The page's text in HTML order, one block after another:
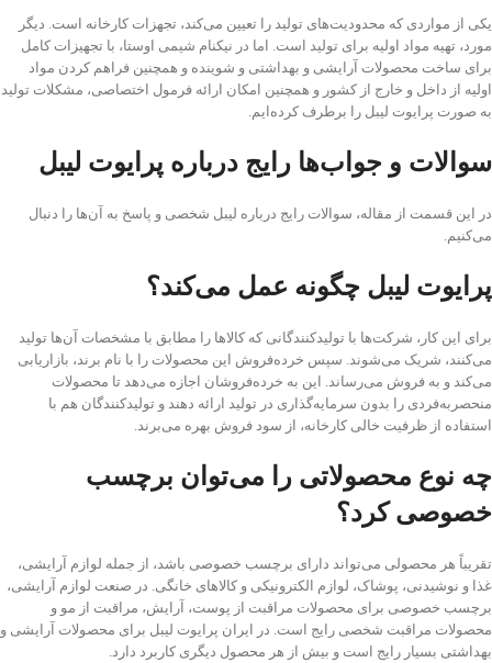
یکی از مواردی که محدودیت‌های تولید را تعیین می‌کند، تجهزات کارخانه است. دیگر
مورد، تهیه مواد اولیه برای تولید است. اما در نیکنام شیمی اوستا، با تجهیزات کامل
برای ساخت محصولات آرایشی و بهداشتی و شوینده و همچنین فراهم کردن مواد
اولیه از داخل و خارج از کشور و همچنین امکان ارائه فرمول اختصاصی، مشکلات تولید
به صورت پرایوت لیبل را برطرف کرده‌ایم.
سوالات و جواب‌ها رایج درباره پرایوت لیبل
در این قسمت از مقاله، سوالات رایج درباره لیبل شخصی و پاسخ به آن‌ها را دنبال
می‌کنیم.
پرایوت لیبل چگونه عمل می‌کند؟
برای این کار، شرکت‌ها با تولیدکنندگانی که کالاها را مطابق با مشخصات آن‌ها تولید
می‌کنند، شریک می‌شوند. سپس خرده‌فروش این محصولات را با نام برند، بازاریابی
می‌کند و به فروش می‌رساند. این به خرده‌فروشان اجازه می‌دهد تا محصولات
منحصر‌به‌فردی را بدون سرمایه‌گذاری در تولید ارائه دهند و تولید‌کنندگان هم با
استفاده از ظرفیت خالی کارخانه، از سود فروش بهره می‌برند.
چه نوع محصولاتی را می‌توان برچسب
خصوصی کرد؟
تقریباً هر محصولی می‌تواند دارای برچسب خصوصی باشد، از جمله لوازم آرایشی،
غذا و نوشیدنی، پوشاک، لوازم الکترونیکی و کالاهای خانگی. در صنعت لوازم آرایشی،
برچسب خصوصی برای محصولات مراقبت از پوست، آرایش، مراقبت از مو و
محصولات مراقبت شخصی رایج است. در ایران پرایوت لیبل برای محصولات آرایشی و
بهداشتی بسیار رایج است و بیش از هر محصول دیگری کاربرد دارد.